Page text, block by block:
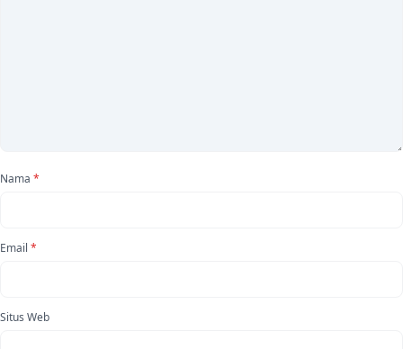
Nama *
Email *
Situs Web